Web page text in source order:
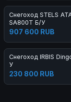
Снегоход STELS
SA800T Б/У
907 600 RUB
Снегоход IRBIS
У
230 800 RUB